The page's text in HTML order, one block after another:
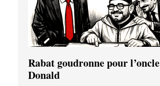
Rabat goudronne pour l’oncle
Donald